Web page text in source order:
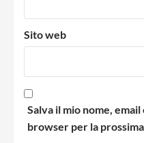
Sito web
Salva il mio nome,
browser per la